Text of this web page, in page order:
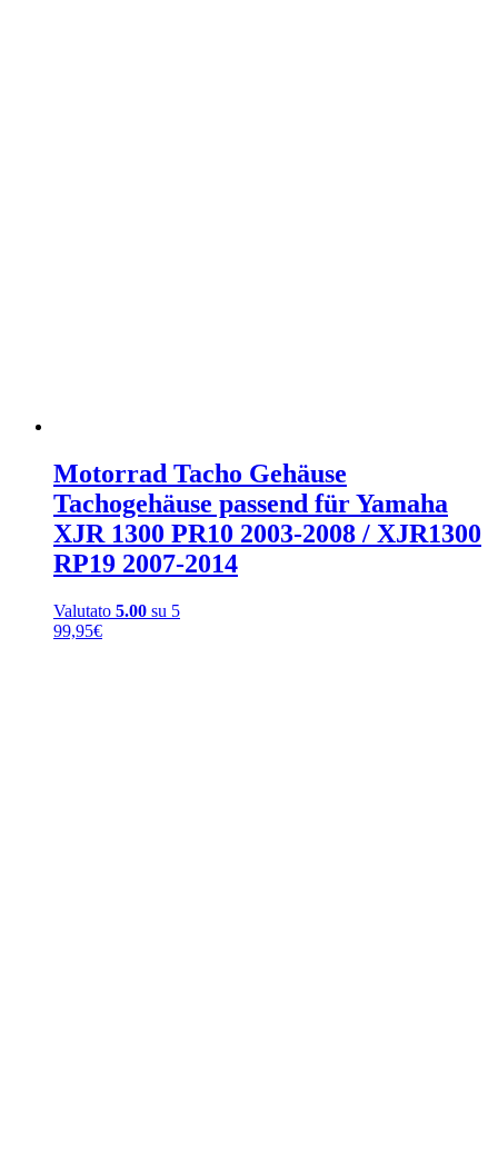
Motorrad Tacho Gehäuse
Tachogehäuse passend für Yamaha
XJR 1300 PR10 2003-2008 / XJR1300
RP19 2007-2014
Valutato 5.00 su 5
99,95€